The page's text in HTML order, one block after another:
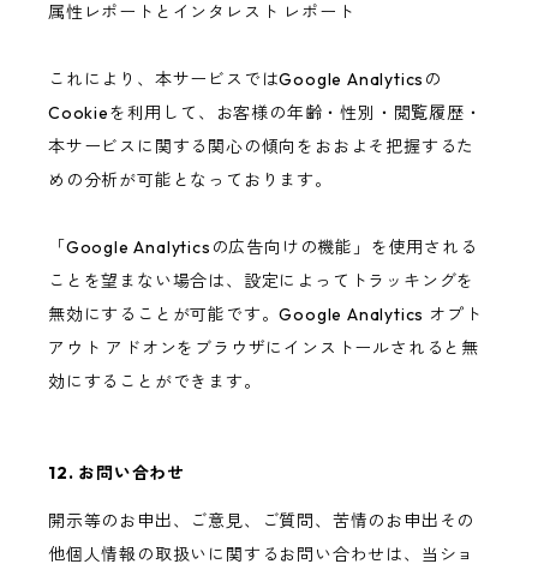
属性レポートとインタレスト レポート
これにより、本サービスではGoogle Analyticsの
Cookieを利用して、お客様の年齢・性別・閲覧履歴・
本サービスに関する関心の傾向をおおよそ把握するた
めの分析が可能となっております。
「Google Analyticsの広告向けの機能」を使用される
ことを望まない場合は、設定によってトラッキングを
無効にすることが可能です。Google Analytics オプト
アウト アドオンをブラウザにインストールされると無
効にすることができます。
12. お問い合わせ
開示等のお申出、ご意見、ご質問、苦情のお申出その
他個人情報の取扱いに関するお問い合わせは、当ショ